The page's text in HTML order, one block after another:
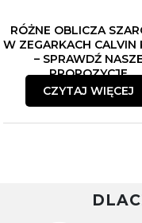
RÓŻNE OBLICZA
W ZEGARKACH CALVIN
– SPRAWDŹ NASZE
PROPOZYCJE
CZYTAJ WIĘCEJ